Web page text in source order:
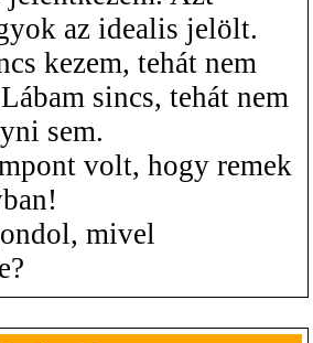
az idealis jelölt.
kezem, tehát nem
sincs, tehát nem
sem.
volt, hogy remek
mivel